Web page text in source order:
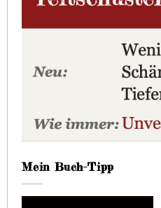
Mein Buch-Tipp